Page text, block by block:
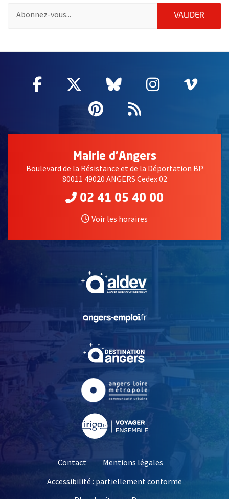
VALIDER
Facebook
, Ouvre une nouvelle fenêtre
Twitter
, Ouvre une nouvelle
Bluesky
, Ouvre une
Instagram
, Ouvre
,
Pinterest
, Ouvre une
Flux RSS
Mairie d'Angers
Boulevard de la Résistance et de la Déportation BP
80011 49020 ANGERS Cedex 02
02 41 05 40 00
Voir les horaires
, Ouvre une nouvelle
, Ouvre une nouvelle
Contact
Mentions légales
Accessibilité : partiellement conforme